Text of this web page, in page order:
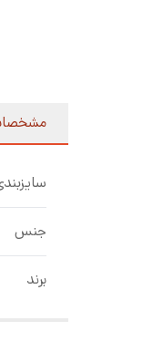
جنس
برند